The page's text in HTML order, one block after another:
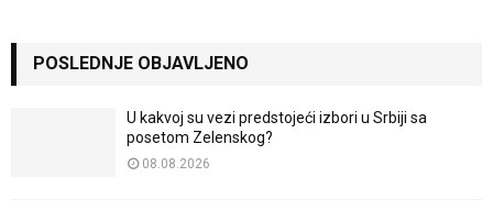
POSLEDNJE OBJAVLJENO
U kakvoj su vezi predstojeći izbori u Srbiji sa
posetom Zelenskog?
08.08.2026